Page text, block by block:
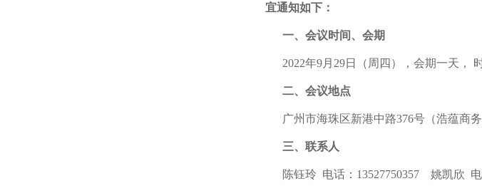
宜通知如下：
一、会议时间、会期
2022年9月 29日（周四），会期一天，
二、会议地点
广州市海珠区新港中路376号（浩蕴商务
三、 联系人
陈钰玲 电话： 13527750357 姚凯欣